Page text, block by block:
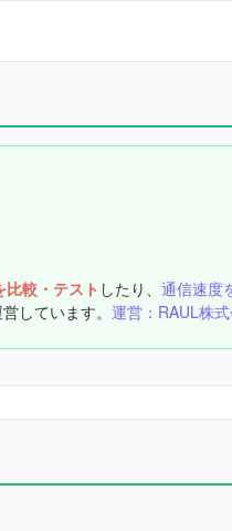
較・テスト したり、 通信速度
しています。 運営：RAUL株